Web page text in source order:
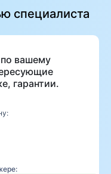
специалиста
вашему
гарантии.